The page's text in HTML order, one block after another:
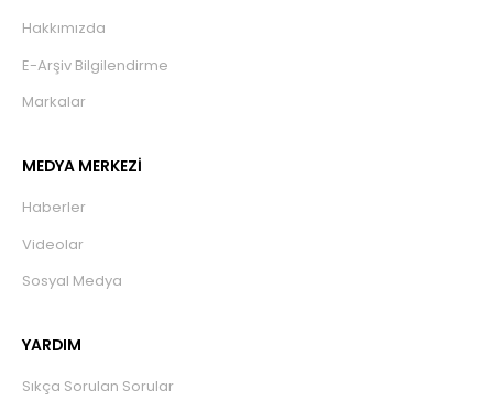
Hakkımızda
E-Arşiv Bilgilendirme
Markalar
MEDYA MERKEZİ
Haberler
Videolar
Sosyal Medya
YARDIM
Sıkça Sorulan Sorular